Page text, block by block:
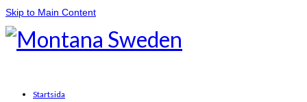
Skip to Main Content
Startsida